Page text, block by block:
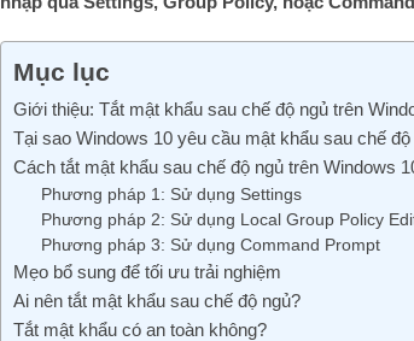
Mục lục
Giới thiệu: Tắt mật khẩu sau chế độ ngủ trên
Tại sao Windows 10 yêu cầu mật khẩu sau chế độ
Cách tắt mật khẩu sau chế độ ngủ trên Windows
Phương pháp 1: Sử dụng Settings
Phương pháp 2: Sử dụng Local Group Policy
Phương pháp 3: Sử dụng Command Prompt
Mẹo bổ sung để tối ưu trải nghiệm
Ai nên tắt mật khẩu sau chế độ ngủ?
Tắt mật khẩu có an toàn không?